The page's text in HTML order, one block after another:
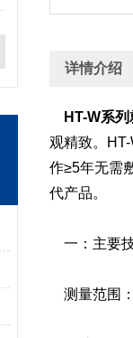
详情介绍
HT-W系
观精致。
作≥5年无需
代产品。
一：主要
测量范围